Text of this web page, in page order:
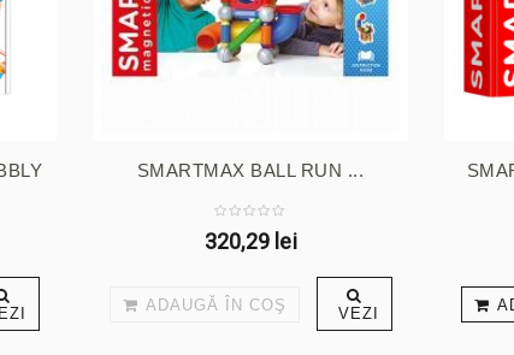
SMARTMAX BALL RUN ...
320,29 lei
ADAUGĂ ÎN COŞ VEZI